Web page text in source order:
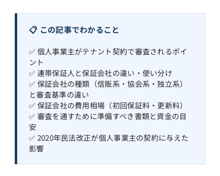
📋 この記事でわかること
✅ 個人事業主がテナント契約で審査されるポイ
ント
✅ 連帯保証人と保証会社の違い・使い分け
✅ 保証会社の種類（信販系・協会系・独立系）
と審査基準の違い
✅ 保証会社の費用相場（初回保証料・更新料）
✅ 審査を通すために準備すべき書類と資金の目
安
✅ 2020年民法改正が個人事業主の契約に与えた
影響